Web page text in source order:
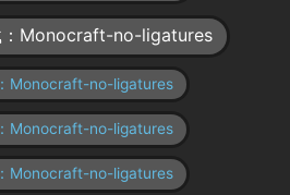
：Monocraft-no-ligatures
Monocraft-no-ligatures
Monocraft-no-ligatures
Monocraft-no-ligatures